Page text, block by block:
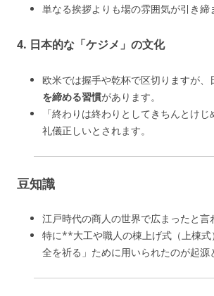
単なる挨拶よりも場の雰囲気が引き締
4. 日本的な「ケジメ」の文化
欧米では握手や乾杯で区切りますが、
を締める習慣があります。
「終わりは終わりとしてきちんとけ
礼儀正しいとされます。
豆知識
江戸時代の商人の世界で広まったと言
特に**大工や職人の棟上げ式（上棟
全を祈る」ために用いられたのが起源